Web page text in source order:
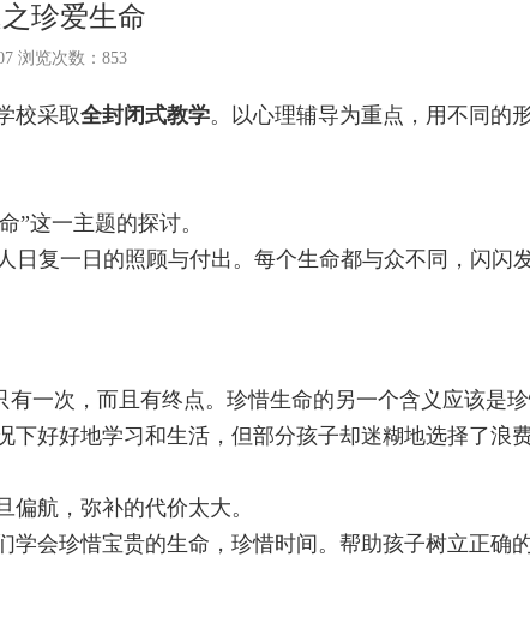
珍爱生命
浏览次数： 853
校采取全封闭式教学。以心理辅导为重点，用不同的
”这一主题的探讨。
复一日的照顾与付出。每个生命都与众不同，闪闪发
一次，而且有终点。珍惜生命的另一个含义应该是珍
好好地学习和生活，但部分孩子却迷糊地选择了浪
航，弥补的代价太大。
会珍惜宝贵的生命，珍惜时间。帮助孩子树立正确